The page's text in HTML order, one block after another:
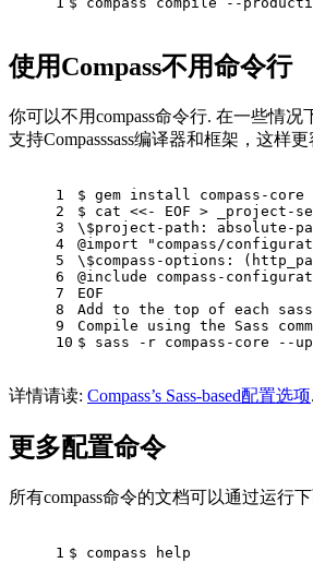
使用Compass不用命令行
你可以不用compass命令行. 在一些情况
支持Compasssass编译器和框架，这样
1
2
3
4
5
6
7
8
9
10
$ gem install compass-core
$ cat <<- EOF > _project-
\$project-path: absolute-
@import "compass/
\$compass-options:
@include compass-
EOF
Add to the top of each
Compile using the Sass
$ sass -r compass-core --
详情请读: Compass’s Sass-based配置选项.
更多配置命令
所有compass命令的文档可以通过运行
1 $ compass help